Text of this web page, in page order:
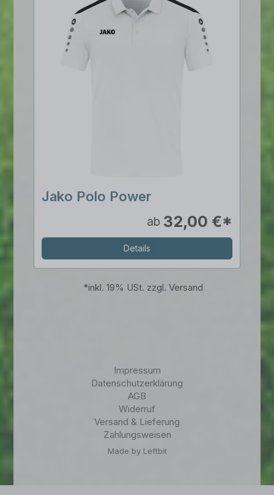
Jako Polo Power
ab 32,00 €*
Details
*inkl. 19% USt. zzgl. Versand
Impressum
Datenschutzerklärung
AGB
Widerruf
Versand & Lieferung
Zahlungsweisen
Made by Leftbit